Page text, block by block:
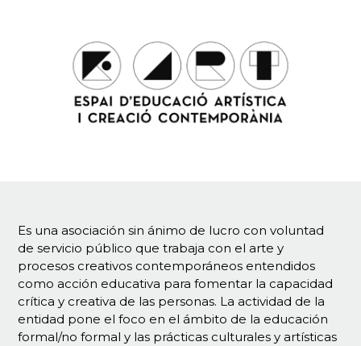
Es una asociación sin ánimo de lucro con voluntad
de servicio público que trabaja con el arte y
procesos creativos contemporáneos entendidos
como acción educativa para fomentar la capacidad
crítica y creativa de las personas. La actividad de la
entidad pone el foco en el ámbito de la educación
formal/no formal y las prácticas culturales y artísticas